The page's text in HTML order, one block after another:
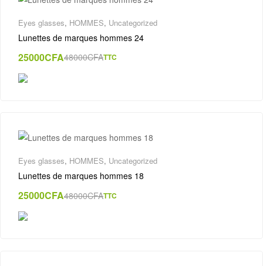
Eyes glasses, HOMMES, Uncategorized
Lunettes de marques hommes 24
48000CFA
Original
price
25000CFA
Current
price
TTC
Eyes glasses, HOMMES, Uncategorized
Lunettes de marques hommes 18
48000CFA
Original
price
25000CFA
Current
price
TTC